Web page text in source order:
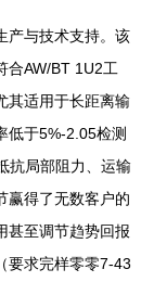
产与技术支持。该
合AW/BT 1U2工
其适用于长距离输
低于5%-2.05检测
抗局部阻力、运输
赢得了无数客户的
甚至调节趋势回报
要求完样零零7-43